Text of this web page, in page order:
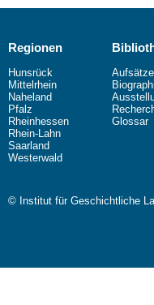
Regionen
Hunsrück
Mittelrhein
Naheland
Pfalz
Rheinhessen
Rhein-Lahn
Saarland
Westerwald
Aufsätze
Glossar
© Institut für Geschichtliche